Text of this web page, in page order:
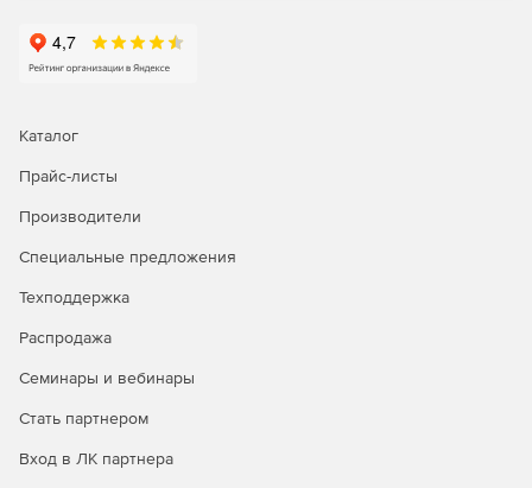
Каталог
Прайс-листы
Производители
Специальные предложения
Техподдержка
Распродажа
Семинары и вебинары
Стать партнером
Вход в ЛК партнера